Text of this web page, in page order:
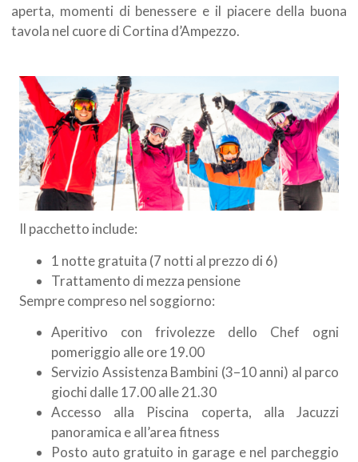
aperta, momenti di benessere e il piacere della buona
tavola nel cuore di Cortina d’Ampezzo.
Il pacchetto include:
1 notte gratuita (7 notti al prezzo di 6)
Trattamento di mezza pensione
Sempre compreso nel soggiorno:
Aperitivo con frivolezze dello Chef ogni
pomeriggio alle ore 19.00
Servizio Assistenza Bambini (3–10 anni) al parco
giochi dalle 17.00 alle 21.30
Accesso alla Piscina coperta, alla Jacuzzi
panoramica e all’area fitness
Posto auto gratuito in garage e nel parcheggio